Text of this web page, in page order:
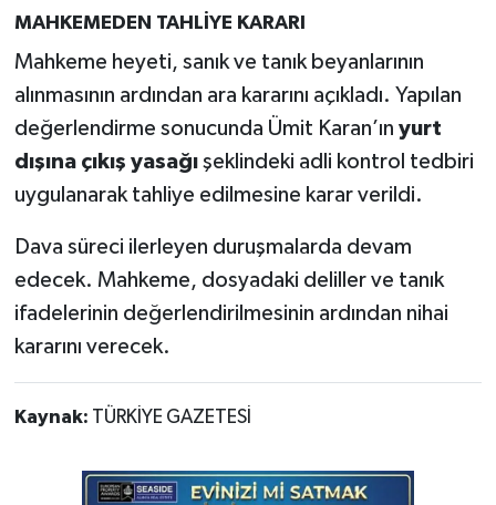
MAHKEMEDEN TAHLİYE KARARI
Mahkeme heyeti, sanık ve tanık beyanlarının
alınmasının ardından ara kararını açıkladı. Yapılan
değerlendirme sonucunda Ümit Karan’ın yurt
dışına çıkış yasağışeklindeki adli kontrol tedbiri
uygulanarak tahliye edilmesine karar verildi.
Dava süreci ilerleyen duruşmalarda devam
edecek. Mahkeme, dosyadaki deliller ve tanık
ifadelerinin değerlendirilmesinin ardından nihai
kararını verecek.
Kaynak: TÜRKİYE GAZETESİ